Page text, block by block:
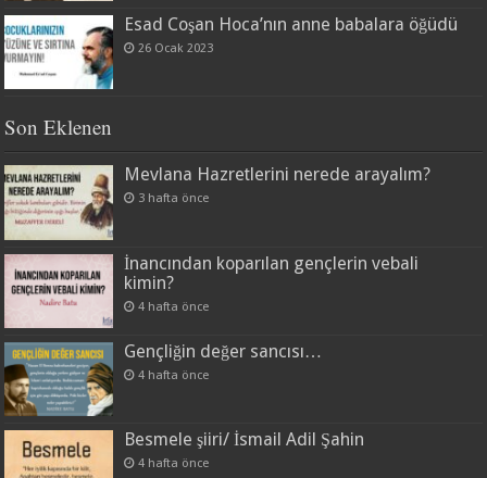
Esad Coşan Hoca’nın anne babalara öğüdü
26 Ocak 2023
Son Eklenen
Mevlana Hazretlerini nerede arayalım?
3 hafta önce
İnancından koparılan gençlerin vebali
kimin?
4 hafta önce
Gençliğin değer sancısı…
4 hafta önce
Besmele şiiri/ İsmail Adil Şahin
4 hafta önce